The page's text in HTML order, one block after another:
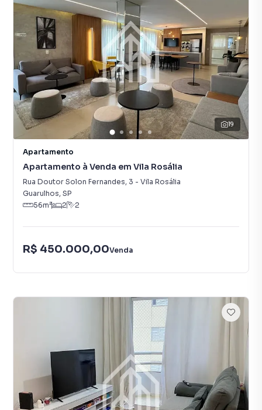
19
Apartamento
Apartamento à Venda em Vila Rosália
Rua Doutor Solon Fernandes, 3 - Vila Rosália
Guarulhos, SP
56m² 2 2
R$ 450.000,00Venda